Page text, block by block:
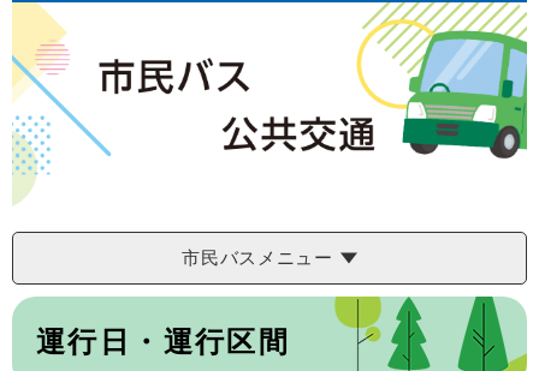
へ
市民バスメニュー
本
運行日・運行区間